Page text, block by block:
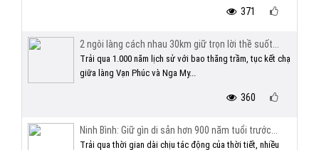
371
2 ngôi làng cách nhau 30km giữ trọn lời thề suốt...
Trải qua 1.000 năm lịch sử với bao thăng trầm, tục kết chạ
giữa làng Vạn Phúc và Nga My...
360
Ninh Bình: Giữ gìn di sản hơn 900 năm tuổi trước...
Trải qua thời gian dài chịu tác động của thời tiết, nhiều